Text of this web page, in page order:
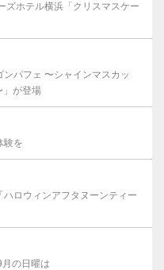
ズホテル横浜「クリスマスケー
パフェ 〜シャインマスカッ
」が登場
験を
ロウィンアフタヌーンティー
の日曜は